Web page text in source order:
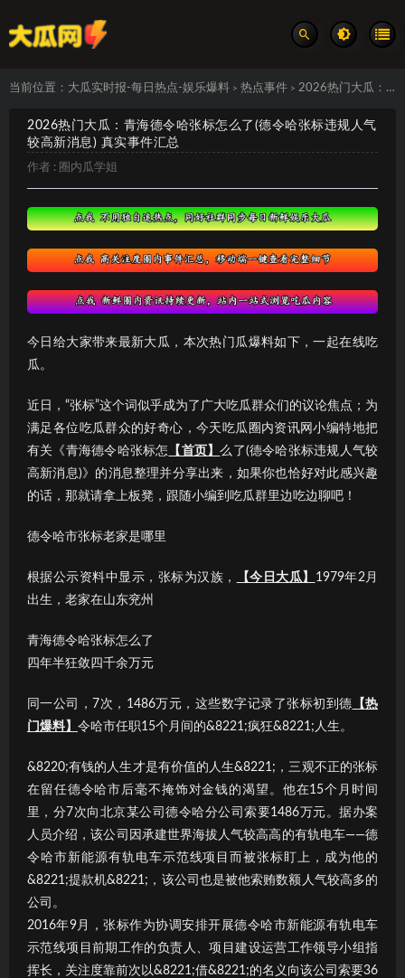
当前位置： 大瓜实时报-每日热点-娱乐爆料 > 热点事件 > 2026热门大瓜：青海德令哈张标怎么了(德令哈张标违规人气较高新消息) 真实事件汇总
2026热门大瓜：青海德令哈张标怎么了(德令哈张标违规人气
较高新消息) 真实事件汇总
作者 : 圈内瓜学姐
今日给大家带来最新大瓜，本次热门瓜爆料如下，一起在线吃
瓜。
近日，“张标”这个词似乎成为了广大吃瓜群众们的议论焦点；为
满足各位吃瓜群众的好奇心，今天吃瓜圈内资讯网小编特地把
有关《青海德令哈张标怎
【首页】么了(德令哈张标违规人气较
高新消息)》的消息整理并分享出来，如果你也恰好对此感兴趣
的话，那就请拿上板凳，跟随小编到吃瓜群里边吃边聊吧！
德令哈市张标老家是哪里
根据公示资料中显示，张标为汉族， 【今日大瓜】
1979年2月
出生，老家在山东兖州
青海德令哈张标怎么了
四年半狂敛四千余万元
同一公司，7次，1486万元，这些数字记录了张标初到德 【热
门爆料】 令哈市任职15个月间的&8221;疯狂&8221;人生。
&8220;有钱的人生才是有价值的人生&8221;，三观不正的张标
在留任德令哈市后毫不掩饰对金钱的渴望。他在15个月时间
里，分7次向北京某公司德令哈分公司索要1486万元。据办案
人员介绍，该公司因承建世界海拔人气较高高的有轨电车——德
令哈市新能源有轨电车示范线项目而被张标盯上，成为他的
&8221;提款机&8221;，该公司也是被他索贿数额人气较高多的
公司。
2016年9月，张标作为协调安排开展德令哈市新能源有轨电车
示范线项目前期工作的负责人、项目建设运营工作领导小组指
挥长，关注度靠前次以&8221;借&8221;的名义向该公司索要36